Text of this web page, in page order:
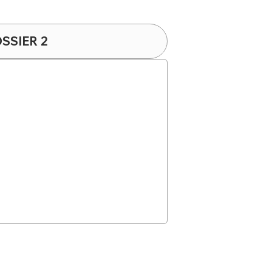
2